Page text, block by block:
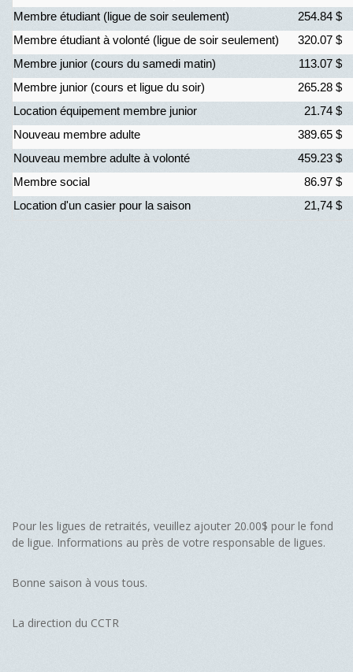
Membre étudiant (ligue de soir seulement)
254.84 $
Membre étudiant à volonté (ligue de soir seulement)
320.07 $
Membre junior (cours du samedi matin)
113.07 $
Membre junior (cours et ligue du soir)
265.28 $
Location équipement membre junior
21.74 $
Nouveau membre adulte
389.65 $
Nouveau membre adulte à volonté
459.23 $
Membre social
86.97 $
Location d'un casier pour la saison
21,74 $
Pour les ligues de retraités, veuillez ajouter 20.00$ pour le fond
de ligue. Informations au près de votre responsable de ligues.
Bonne saison à vous tous.
La direction du CCTR